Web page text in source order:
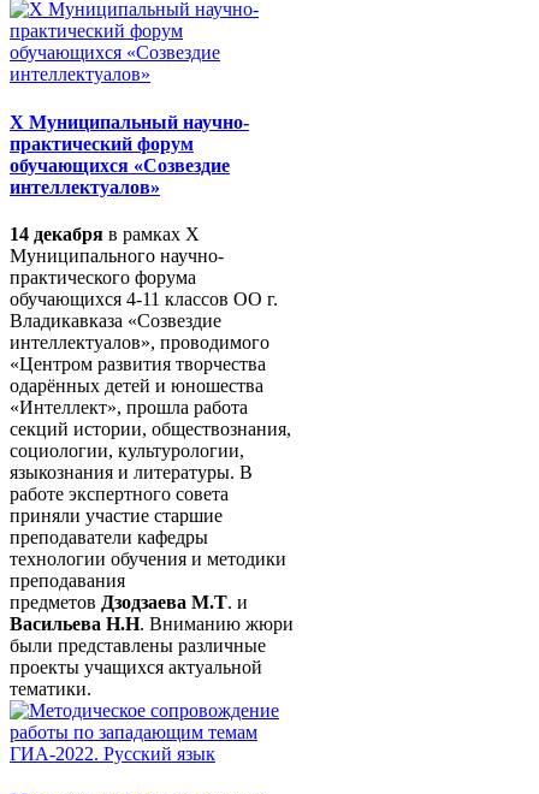
X Муниципальный научно-
практический форум
обучающихся «Созвездие
интеллектуалов»
14 декабря в рамках X
Муниципального научно-
практического форума
обучающихся 4-11 классов ОО г.
Владикавказа «Созвездие
интеллектуалов», проводимого
«Центром развития творчества
одарённых детей и юношества
«Интеллект», прошла работа
секций истории, обществознания,
социологии, культурологии,
языкознания и литературы. В
работе экспертного совета
приняли участие старшие
преподаватели кафедры
технологии обучения и методики
преподавания
предметов Дзодзаева М.Т. и
Васильева Н.Н. Вниманию жюри
были представлены различные
проекты учащихся актуальной
тематики.